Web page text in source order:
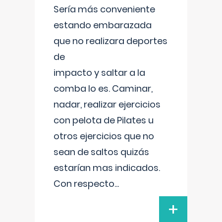
Sería más conveniente
estando embarazada
que no realizara deportes
de
impacto y saltar a la
comba lo es. Caminar,
nadar, realizar ejercicios
con pelota de Pilates u
otros ejercicios que no
sean de saltos quizás
estarían mas indicados.
Con respecto...
+